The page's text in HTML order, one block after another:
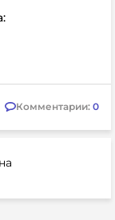
Комментарии: 0